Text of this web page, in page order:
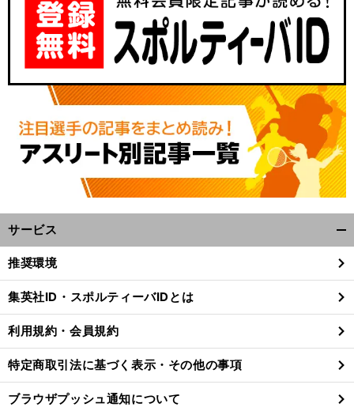
、
へ
サービス
閉
る
推奨環境
集英社ID・スポルティーバIDとは
利用規約・会員規約
特定商取引法に基づく表示・その他の事項
ブラウザプッシュ通知について